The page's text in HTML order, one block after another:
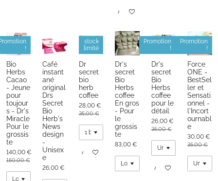
Ajouter au panier
!
Bio
Herbs
Cacao
- Jeune
pour
toujour
s - Dr's
Miracle
Pour le
grossis
te
140,00 €
150,00 €
Café
instant
ané
original
Drs
Secret
Bio
Herb's
News
design
-
Unisex
e
26,00 €
stock
limité
Dr
secret
bio
herb
coffee
28,00 €
35,00 €
Ajouter au panier
Dr's
secret
Bio
Herbs
coffee
En gros
- Pour
le
grossis
te
83,00 €
Promotion
!
Dr's
secret
Bio
Herbs
coffee
pour le
détail
26,00 €
35,00 €
Ajouter au panier
Promotion
!
Force
ONE -
BestSel
ler et
Sensati
onnel -
l'Incort
ournabl
e
30,00 €
35,00 €